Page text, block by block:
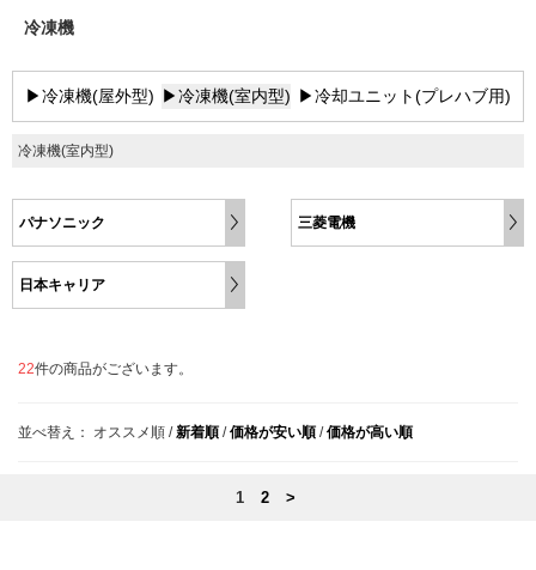
冷凍機
▶冷凍機(屋外型) ▶冷凍機(室内型) ▶冷却ユニット(プレハブ用)
冷凍機(室内型)
パナソニック 三菱電機
日本キャリア
22件の商品がございます。
並べ替え： オススメ順 /新着順 /価格が安い順 /価格が高い順
1 2 >